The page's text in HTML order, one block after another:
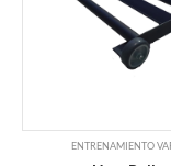
ENTRENAMIENTO